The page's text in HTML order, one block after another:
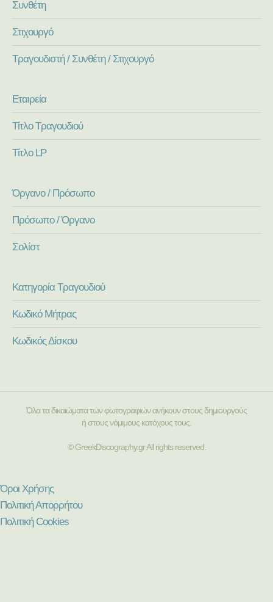
Συνθέτη
Στιχουργό
Τραγουδιστή / Συνθέτη / Στιχουργό
Εταιρεία
Τίτλο Τραγουδιού
Τίτλο LP
Όργανο / Πρόσωπο
Πρόσωπο / Όργανο
Σολίστ
Κατηγορία Τραγουδιού
Κωδικό Μήτρας
Κωδικός Δίσκου
Όλα τα δικαιώματα των φωτογραφιών ανήκουν στους δημιουργούς
ή στους νόμιμους κατόχους τους.
© GreekDiscography.gr All rights reserved.
Όροι Χρήσης
Πολιτική Απορρήτου
Πολιτική Cookies